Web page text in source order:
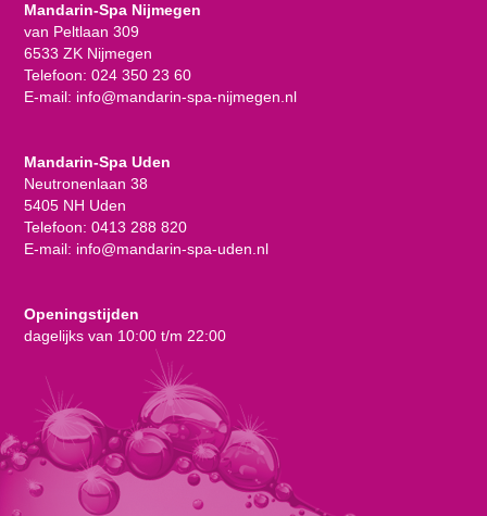
Mandarin-Spa Nijmegen
van Peltlaan 309
6533 ZK Nijmegen
Telefoon: 024 350 23 60
E-mail: info@mandarin-spa-nijmegen.nl
Mandarin-Spa Uden
Neutronenlaan 38
5405 NH Uden
Telefoon: 0413 288 820
E-mail: info@mandarin-spa-uden.nl
Openingstijden
dagelijks van 10:00 t/m 22:00